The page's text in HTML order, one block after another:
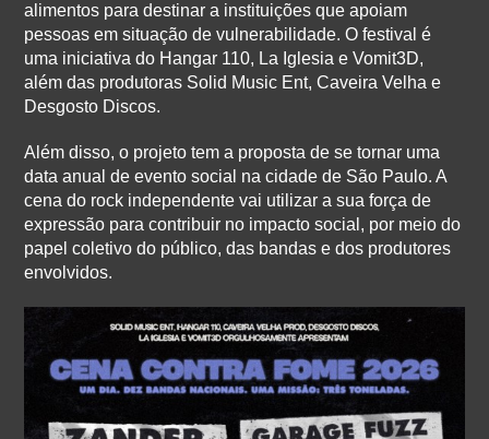
alimentos para destinar a instituições que apoiam
pessoas em situação de vulnerabilidade. O festival é
uma iniciativa do Hangar 110, La Iglesia e Vomit3D,
além das produtoras Solid Music Ent, Caveira Velha e
Desgosto Discos.
Além disso, o projeto tem a proposta de se tornar uma
data anual de evento social na cidade de São Paulo. A
cena do rock independente vai utilizar a sua força de
expressão para contribuir no impacto social, por meio do
papel coletivo do público, das bandas e dos produtores
envolvidos.